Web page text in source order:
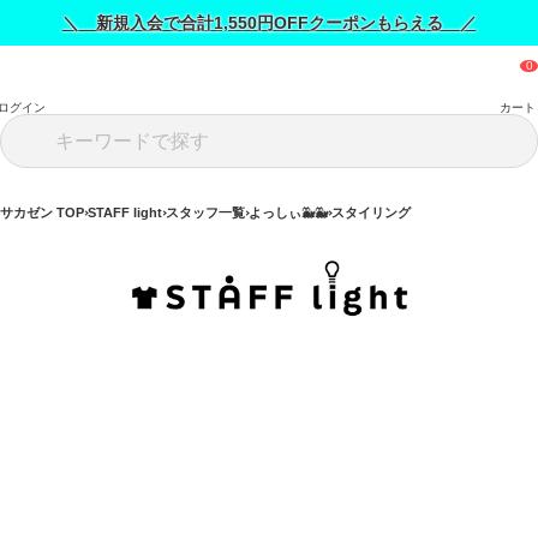
＼ 新規入会で合計1,550円OFFクーポンもらえる ／
グイン カート
サカゼン TOP STAFF light スタッフ一覧 よっしぃ🐳🐳 スタイリング